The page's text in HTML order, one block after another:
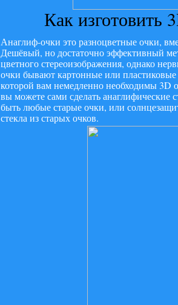
Как изготовить
Анаглиф-очки это разноцветные очки,
Дешёвый, но достаточно эффективный
цветного стереоизображения, однако
очки бывают картонные или
которой вам немедленно необходимы 3D
вы можете сами сделать анаглифические
быть любые старые очки, или
стекла из старых очков.